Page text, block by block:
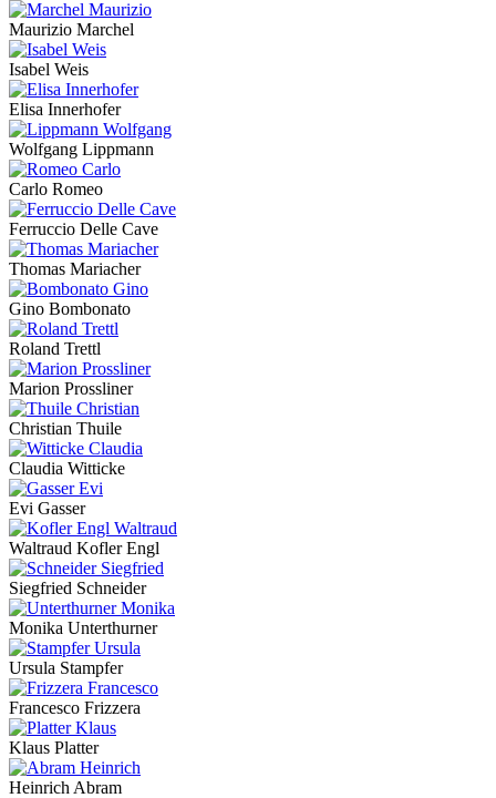
Maurizio Marchel
Isabel Weis
Elisa Innerhofer
Wolfgang Lippmann
Carlo Romeo
Ferruccio Delle Cave
Thomas Mariacher
Gino Bombonato
Roland Trettl
Marion Prossliner
Christian Thuile
Claudia Witticke
Evi Gasser
Waltraud Kofler Engl
Siegfried Schneider
Monika Unterthurner
Ursula Stampfer
Francesco Frizzera
Klaus Platter
Heinrich Abram